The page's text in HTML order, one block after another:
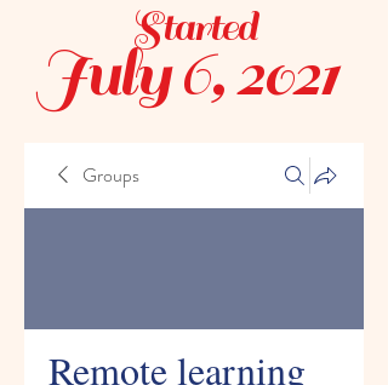
July 6, 2021
Started
Groups
Remote learning